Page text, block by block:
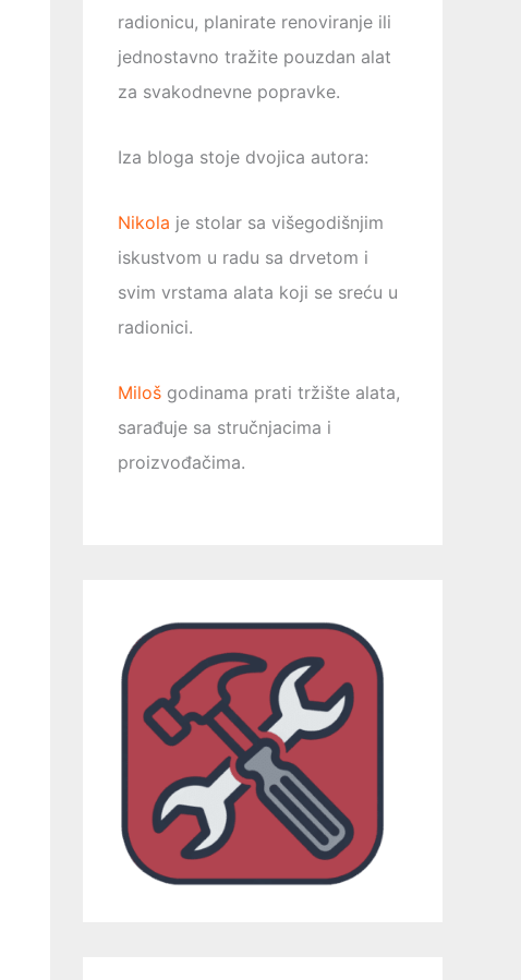
radionicu, planirate renoviranje ili
jednostavno tražite pouzdan alat
za svakodnevne popravke.
Iza bloga stoje dvojica autora:
Nikola je stolar sa višegodišnjim
iskustvom u radu sa drvetom i
svim vrstama alata koji se sreću u
radionici.
Miloš godinama prati tržište alata,
sarađuje sa stručnjacima i
proizvođačima.